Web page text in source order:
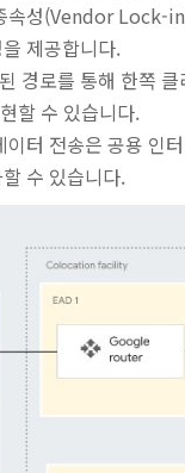
속성(Vendor Lock-
제공합니다.
경로를 통해 한쪽
할 수 있습니다.
터 전송은 공용 인
수 있습니다.